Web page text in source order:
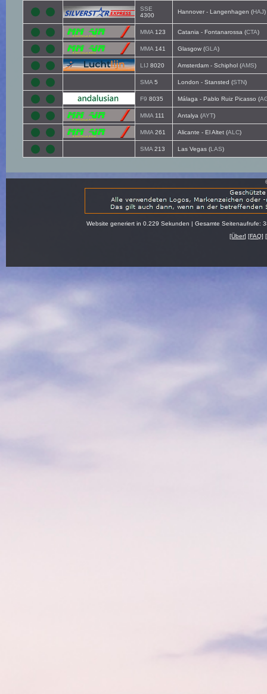
SSE
4300
Hannover - Langenhagen (HAJ)
MMA 123 Catania - Fontanarossa (CTA)
MMA 141 Glasgow (GLA)
LIJ 8020 Amsterdam - Schiphol (AMS)
SMA 5 London - Stansted (STN)
F9 8035 Málaga - Pablo Ruiz Picasso (
MMA 111 Antalya (AYT)
MMA 261 Alicante - El Altet (ALC)
SMA 213 Las Vegas (LAS)
Website generiert in 0.229 Sekunden | Gesamte Seitenaufrufe:
[Über] [FAQ] [